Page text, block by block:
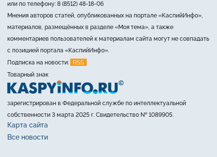
или по телефону: 8 (8512) 48-18-06
Мнения авторов статей, опубликованных на портале «КаспийИнфо»,
материалов, размещённых в разделе «Моя тема», а также
комментариев пользователей к материалам сайта могут не совпадать
с позицией портала «КаспийИнфо».
Подписка на новости:
RSS
Товарный знак
зарегистрирован в Федеральной службе по интеллектуальной
собственности 3 марта 2025 г. Свидетельство № 1089905.
Карта сайта
Все новости